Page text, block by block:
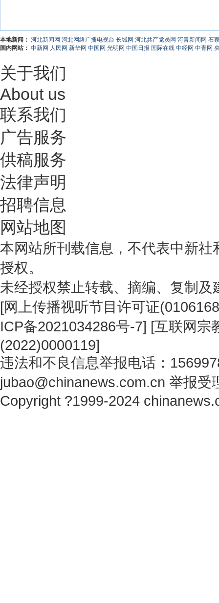
本地新闻： 河北新闻网 河北网络广播电视台 长城网 河北共产党员网 河青新闻网 石
国内网站： 中新网 人民网 新华网 中国网 光明网 中国日报 国际在线 中经网 中青网
关于我们
About us
联系我们
广告服务
供稿服务
法律声明
招聘信息
网站地图
本网站所刊载信息，不代表中新
授权。
未经授权禁止转载、摘编、复制
[网上传播视听节目许可证
ICP备2021034286号-7] [互联网宗
(2022)0000119]
违法和不良信息举报电话：
jubao@chinanews.com.cn 举报受
Copyright ?1999-2024